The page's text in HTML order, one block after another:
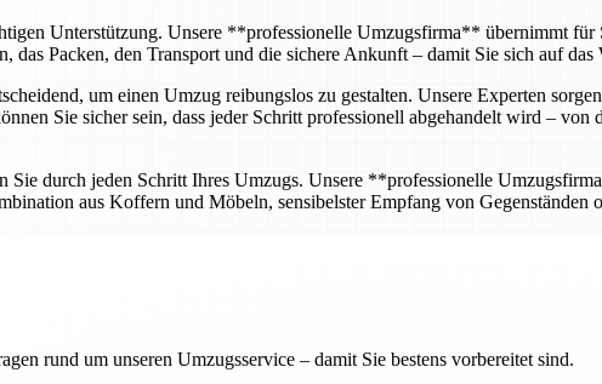
Unterstützung. Unsere **professionelle Umzugsfirma** übernimmt
das Packen, den Transport und die sichere Ankunft – damit Sie sich auf
um einen Umzug reibungslos zu gestalten. Unsere Experten
Sie sicher sein, dass jeder Schritt professionell abgehandelt wird –
Sie durch jeden Schritt Ihres Umzugs. Unsere **professionelle
aus Koffern und Möbeln, sensibelster Empfang von
rund um unseren Umzugsservice – damit Sie bestens vorbereitet sind.